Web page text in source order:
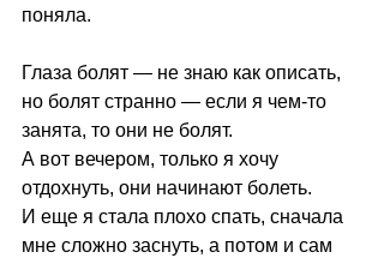
поняла.
Глаза болят — не знаю как описать,
но болят странно — если я чем-то
занята, то они не болят.
А вот вечером, только я хочу
отдохнуть, они начинают болеть.
И еще я стала плохо спать, сначала
мне сложно заснуть, а потом и сам